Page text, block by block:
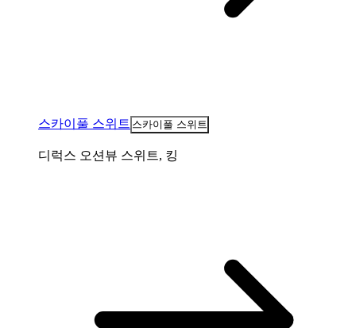
스카이풀 스위트 스카이풀 스위트
디럭스 오션뷰 스위트, 킹